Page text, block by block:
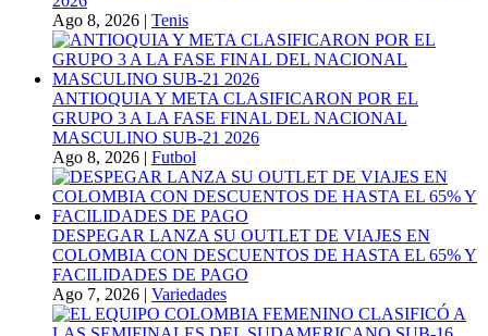
Ago 8, 2026 | Tenis
ANTIOQUIA Y META CLASIFICARON POR EL
GRUPO 3 A LA FASE FINAL DEL NACIONAL
MASCULINO SUB-21 2026
Ago 8, 2026 | Futbol
DESPEGAR LANZA SU OUTLET DE VIAJES EN
COLOMBIA CON DESCUENTOS DE HASTA EL 65% Y
FACILIDADES DE PAGO
Ago 7, 2026 | Variedades